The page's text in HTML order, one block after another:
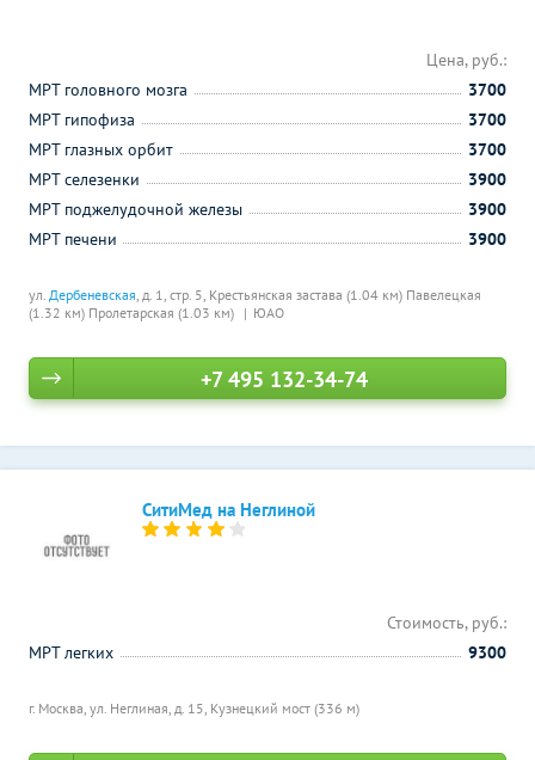
ул. Дербеневская, д. 1, стр. 5, Крестьянская застава (1.04 км) Павелецкая
(1.32 км) Пролетарская (1.03 км) ЮАО
Цена, руб.:
МРТ головного мозга
3700
МРТ гипофиза
3700
МРТ глазных орбит
3700
МРТ селезенки
3900
МРТ поджелудочной железы
3900
МРТ печени
3900
+7 495 132-34-74
СитиМед на Неглиной
г. Москва, ул. Неглиная, д. 15, Кузнецкий мост (336 м)
Стоимость, руб.:
МРТ легких
9300